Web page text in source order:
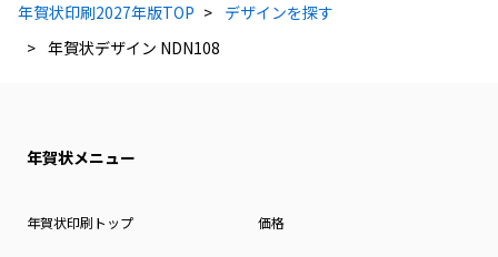
年賀状印刷2027年版TOP
デザインを探す
年賀状デザイン NDN108
年賀状メニュー
年賀状印刷トップ 価格